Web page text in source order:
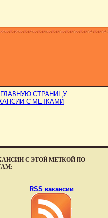
ГЛАВНУЮ СТРАНИЦУ
С МЕТКАМИ
С ЭТОЙ МЕТКОЙ ПО
RSS вакансии